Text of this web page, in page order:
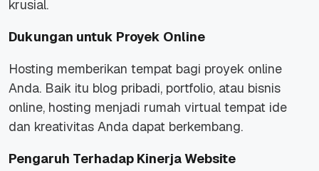
krusial.
Dukungan untuk Proyek Online
Hosting memberikan tempat bagi proyek online
Anda. Baik itu blog pribadi, portfolio, atau bisnis
online, hosting menjadi rumah virtual tempat ide
dan kreativitas Anda dapat berkembang.
Pengaruh Terhadap Kinerja Website